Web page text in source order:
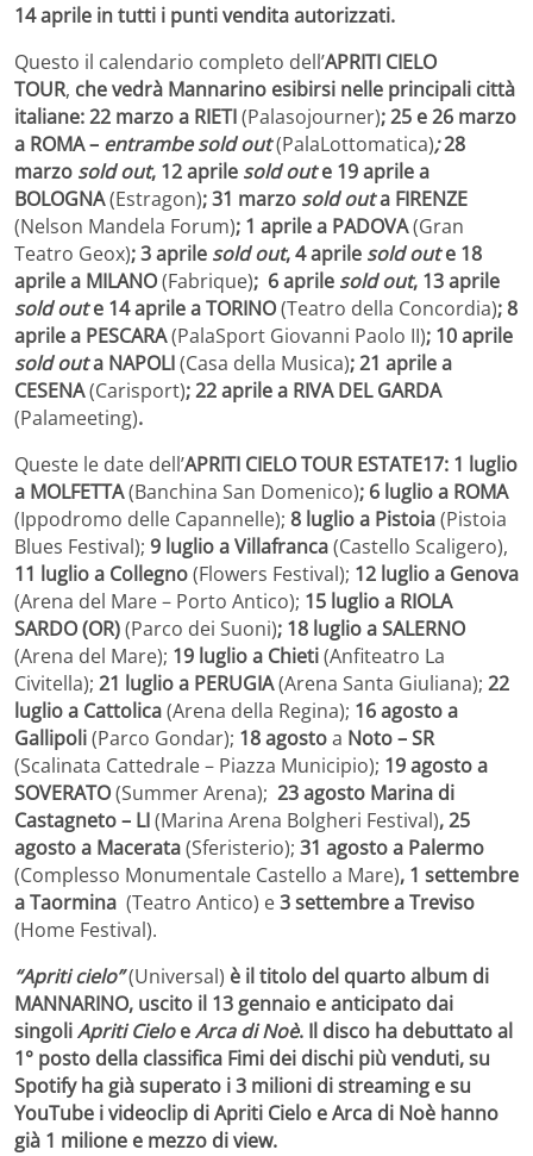
14 aprile in tutti i punti vendita autorizzati.
Questo il calendario completo dell’APRITI CIELO
TOUR, che vedrà Mannarino esibirsi nelle principali città
italiane: 22 marzo a RIETI(Palasojourner);25 e 26 marzo
a ROMA – entrambe sold out(PalaLottomatica);28
marzo sold out, 12 aprile sold oute 19 aprile a
BOLOGNA(Estragon); 31 marzo sold outa FIRENZE
(Nelson Mandela Forum); 1 aprile a PADOVA(Gran
Teatro Geox); 3 aprile sold out, 4 aprile sold oute 18
aprile a MILANO(Fabrique); 6 aprile sold out, 13 aprile
sold oute 14 aprile a TORINO(Teatro della Concordia); 8
aprile a PESCARA(PalaSport Giovanni Paolo II); 10 aprile
sold outa NAPOLI(Casa della Musica); 21 aprile a
CESENA(Carisport); 22 aprile a RIVA DEL GARDA
(Palameeting).
Queste le date dell’APRITI CIELO TOUR ESTATE17: 1 luglio
a MOLFETTA(Banchina San Domenico); 6 luglio a ROMA
(Ippodromo delle Capannelle); 8 luglio a Pistoia(Pistoia
Blues Festival); 9 luglio a Villafranca(Castello Scaligero),
11 luglio a Collegno(Flowers Festival); 12 luglio a Genova
(Arena del Mare – Porto Antico); 15 luglio a RIOLA
SARDO (OR)(Parco dei Suoni); 18 luglio a SALERNO
(Arena del Mare); 19 luglio a Chieti(Anfiteatro La
Civitella); 21 luglio a PERUGIA(Arena Santa Giuliana); 22
luglio a Cattolica(Arena della Regina); 16 agosto a
Gallipoli(Parco Gondar); 18 agostoa Noto – SR
(Scalinata Cattedrale – Piazza Municipio); 19 agosto a
SOVERATO(Summer Arena); 23 agosto Marina di
Castagneto – LI(Marina Arena Bolgheri Festival), 25
agosto a Macerata(Sferisterio); 31 agosto a Palermo
(Complesso Monumentale Castello a Mare), 1 settembre
a Taormina (Teatro Antico) e3 settembre a Treviso
(Home Festival).
“Apriti cielo”(Universal) è il titolo del quarto album di
MANNARINO, uscito il 13 gennaio e anticipato dai
singoliApriti CieloeArca di Noè. Il disco ha debuttato al
1° posto della classifica Fimi dei dischi più venduti, su
Spotify ha già superato i 3 milioni di streaming e su
YouTube i videoclip di Apriti Cielo e Arca di Noè hanno
già 1 milione e mezzo di view.